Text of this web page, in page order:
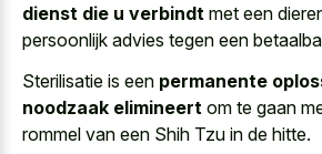
dienst die u verbindt met een
persoonlijk advies tegen een
Sterilisatie is een permanente
noodzaak elimineert om te gaan
rommel van een Shih Tzu in de hitte.